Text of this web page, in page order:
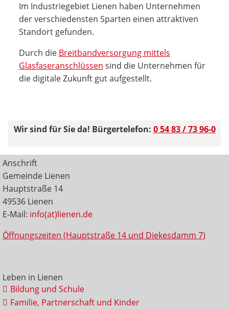
Im Industriegebiet Lienen haben Unternehmen
der verschiedensten Sparten einen attraktiven
Standort gefunden.
Durch die Breitbandversorgung mittels
Glasfaseranschlüssen sind die Unternehmen für
die digitale Zukunft gut aufgestellt.
Wir sind für Sie da! Bürgertelefon: 0 54 83 / 73 96-0
Anschrift
Gemeinde Lienen
Hauptstraße 14
49536 Lienen
E-Mail: info(at)lienen.de
Öffnungszeiten (Hauptstraße 14 und Diekesdamm 7)
Leben in Lienen
Bildung und Schule
Familie, Partnerschaft und Kinder